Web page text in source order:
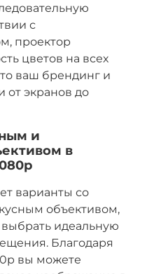
с
проектор
цветов на всех
ваш брендинг и
от экранов до
и
в
варианты со
объективом,
идеальную
Благодаря
вы можете